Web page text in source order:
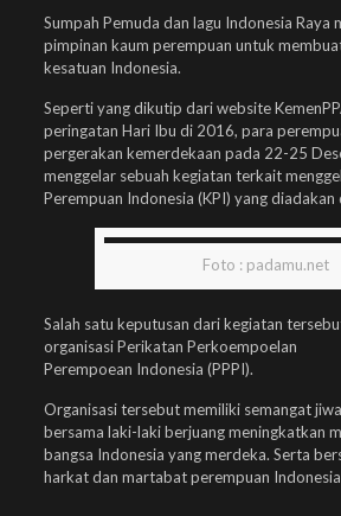
Sumpah Pemuda dan lagu Indonesia Raya
pimpinan kaum perempuan untuk
kesatuan Indonesia.
Seperti yang dikutip dari website
peringatan Hari Ibu di 2016, para
pergerakan kemerdekaan pada 22-25
menggelar sebuah kegiatan terkait
Perempuan Indonesia (KPI) yang diadakan
Foto : padamu.net
Salah satu keputusan dari kegiatan
organisasi Perikatan Perkoempoelan
Perempoean Indonesia (PPPI).
Organisasi tersebut memiliki semangat
bersama laki-laki berjuang meningkatkan
bangsa Indonesia yang merdeka. Serta
harkat dan martabat perempuan